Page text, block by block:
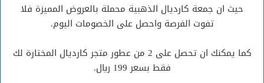
حيث ان جمعة كارديال الذهبية محملة بالعروض المميزة فلا
تفوت الفرصة واحصل على الخصومات اليوم.
كما يمكنك ان تحصل على 2 من عطور متجر كارديال المختارة لك
فقط بسعر 199 ريال.